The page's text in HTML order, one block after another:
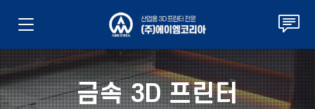
금속 3D 프린터